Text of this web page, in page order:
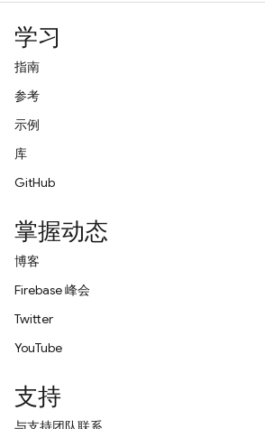
学习
指南
参考
示例
库
GitHub
掌握动态
博客
Firebase 峰会
Twitter
YouTube
支持